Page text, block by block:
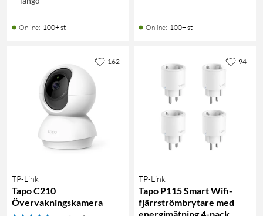
Online: 100+ st Online: 100+ st
TP-Link
Tapo C210
Övervakningskamera
162
TP-Link
Tapo P115 Smart Wifi-
fjärrströmbrytare med
94